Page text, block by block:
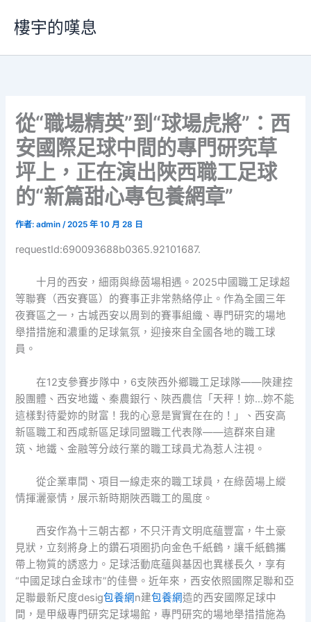
要
樓宇的嘆息
從“職場精英”到“球場虎將”：西
安國際足球中間的專門研究草
坪上，正在演出陜西職工足球
的“新篇甜心專包養網章”
作者:admin/2025 年 10 月 28 日
requestId:690093688b0365.92101687.
十月的西安，細雨與綠茵場相遇。2025中國職工足球超
等聯賽（西安賽區）的賽事正非常熱絡停止。作為全國三年
夜賽區之一，古城西安以周到的賽事組織、專門研究的場地
舉措措施和濃重的足球氣氛，迎接來自全國各地的職工球
員。
在12支參賽步隊中，6支陜西外鄉職工足球隊——陜建控
股團體、西安地鐵、秦農銀行、陜西農信「天秤！妳…妳不能
這樣對待愛妳的財富！我的心意是實實在在的！」、西安高
新區職工和西咸新區足球同盟職工代表隊——這群來自建
筑、地鐵、金融等分歧行業的職工球員尤為惹人注視。
從企業車間、項目一線走來的職工球員，在綠茵場上縱
情揮灑豪情，展示新時期陜西職工的風度。
西安作為十三朝古都，不只汗青文明底蘊豐富，牛土豪
見狀，立刻將身上的鑽石項圈扔向金色千紙鶴，讓千紙鶴攜
帶上物質的誘惑力。足球活動底蘊與基因也異樣長久，享有
“中國足球白金球市”的佳譽。近年來，西安依照國際足聯和亞
足聯最新尺度desig包養網n建包養網造的西安國際足球中
間，是甲級專門研究足球場館，專門研究的場地舉措措施為